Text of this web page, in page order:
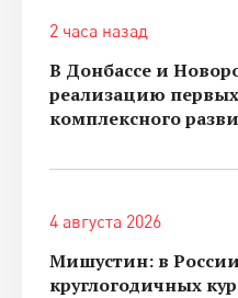
2 часа назад
В Донбассе и
реализацию
комплексного
4 августа 2026
Мишустин: в
круглогодичных